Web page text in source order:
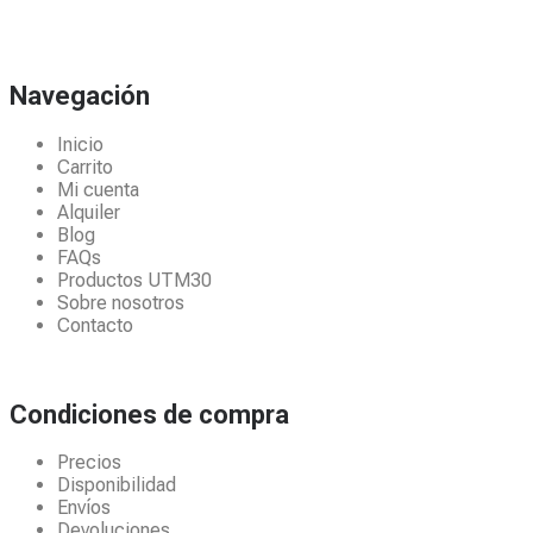
Navegación
Inicio
Carrito
Mi cuenta
Alquiler
Blog
FAQs
Productos UTM30
Sobre nosotros
Contacto
Condiciones de compra
Precios
Disponibilidad
Envíos